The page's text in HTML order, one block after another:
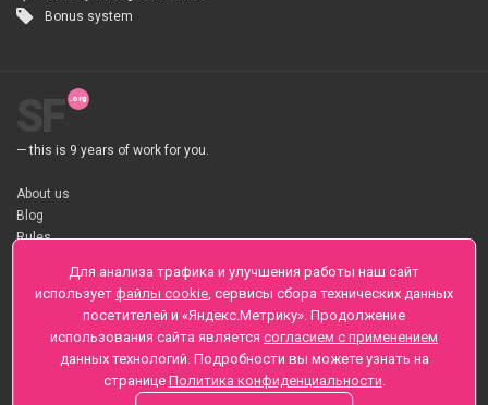
Bonus system
— this is 9 years of work for you.
About us
Blog
Rules
About flower Delivery
Payment
Telegramm
Sankt-Peterburg, Zaozernaya 6
+7 (812) 425-01-16
Questions? Call 24 hours
Для анализа трафика и улучшения работы наш сайт
использует файлы cookie, сервисы сбора технических данных
посетителей и «Яндекс.Метрику». Продолжение
использования сайта является согласием с применением
данных технологий. Подробности вы можете узнать на
странице Политика конфиденциальности.